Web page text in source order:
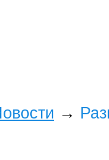
→